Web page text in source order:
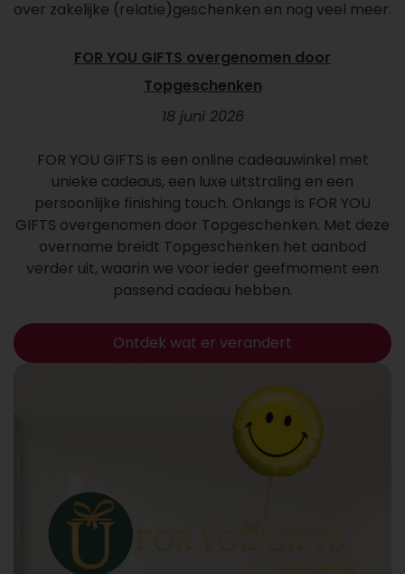
over zakelijke (relatie)geschenken en nog veel meer.
FOR YOU GIFTS overgenomen door
Topgeschenken
18 juni 2026
FOR YOU GIFTS is een online cadeauwinkel met
unieke cadeaus, een luxe uitstraling en een
persoonlijke finishing touch. Onlangs is FOR YOU
GIFTS overgenomen door Topgeschenken. Met deze
overname breidt Topgeschenken het aanbod
verder uit, waarin we voor ieder geefmoment een
passend cadeau hebben.
Ontdek wat er verandert